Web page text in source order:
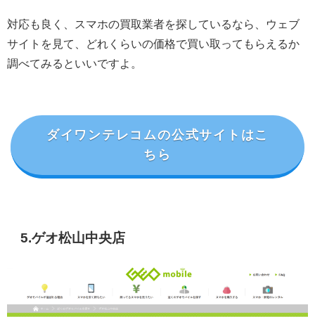
対応も良く、スマホの買取業者を探しているなら、ウェブ
サイトを見て、どれくらいの価格で買い取ってもらえるか
調べてみるといいですよ。
ダイワンテレコムの公式サイトはこ
ちら
5.ゲオ松山中央店